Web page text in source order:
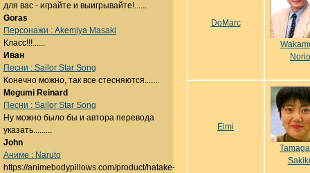
DoMarc
Norio
Eimi
для вас - играйте и выигрывайте!......
Goras
Персонажи : Akemiya Masaki
Класс!!!......
Иван
Песни : Sailor Star Song
Конечно можно, так все стесняются.......
Megumi Reinard
Песни : Sailor Star Song
Ну можно было бы и автора перевода
указать.........
John
Аниме : Naruto
https://animebodypillows.com/product/hatake-